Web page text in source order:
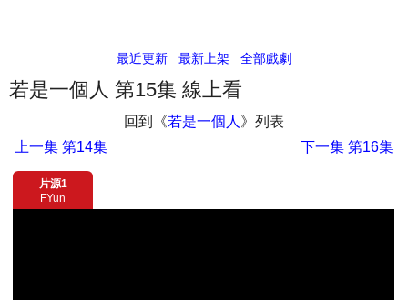
最近更新 最新上架 全部戲劇
若是一個人 第15集 線上看
回到《若是一個人 》列表
上一集 第14集 下一集第16集
片源1
FYun